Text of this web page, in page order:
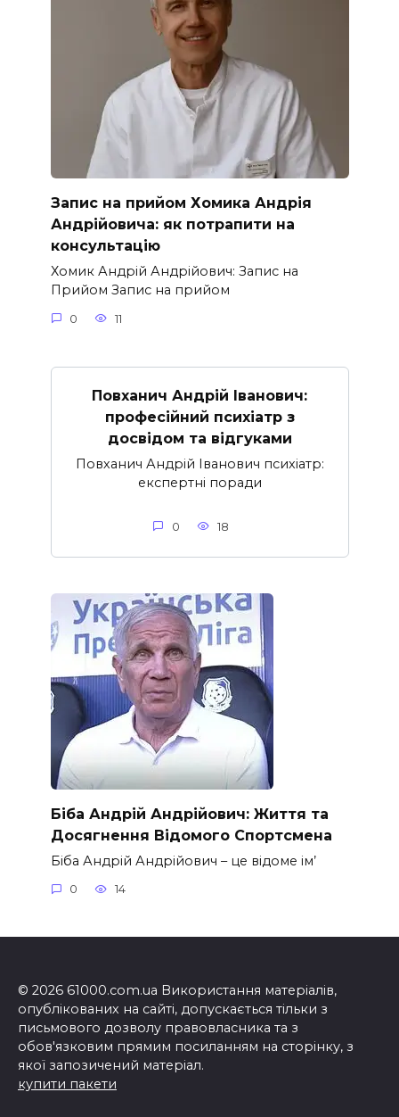
Запис на прийом Хомика Андрія
Андрійовича: як потрапити на
консультацію
Хомик Андрій Андрійович: Запис на
Прийом Запис на прийом
0 11
Повханич Андрій Іванович:
професійний психіатр з
досвідом та відгуками
Повханич Андрій Іванович психіатр:
експертні поради
0 18
Біба Андрій Андрійович: Життя та
Досягнення Відомого Спортсмена
Біба Андрій Андрійович – це відоме ім’
0 14
© 2026 61000.com.ua Використання матеріалів,
опублікованих на сайті, допускається тільки з
письмового дозволу правовласника та з
обов'язковим прямим посиланням на сторінку, з
якої запозичений матеріал.
купити пакети